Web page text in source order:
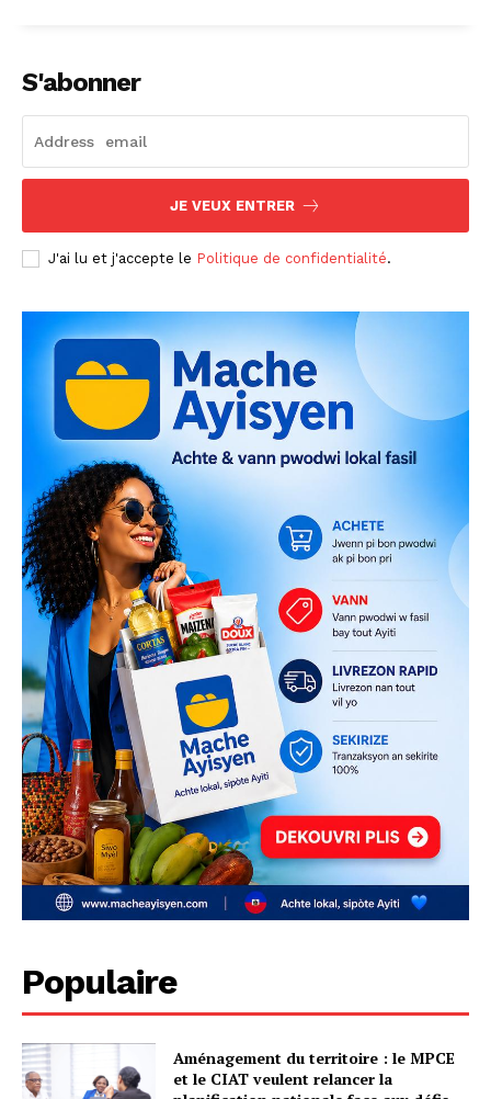
S'abonner
JE VEUX ENTRER
J'ai lu et j'accepte le Politique de confidentialité.
Populaire
Aménagement du territoire : le MPCE
et le CIAT veulent relancer la